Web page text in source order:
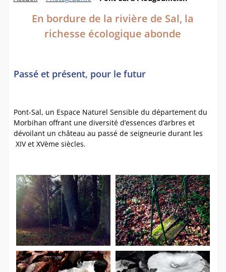
En bordure de la rivière de Sal, la
richesse écologique abonde
Passé et présent, pour le futur
Pont-Sal, un Espace Naturel Sensible du département du
Morbihan offrant une diversité d’essences d’arbres et
dévoilant un château au passé de seigneurie durant les
XIV et XVème siècles.